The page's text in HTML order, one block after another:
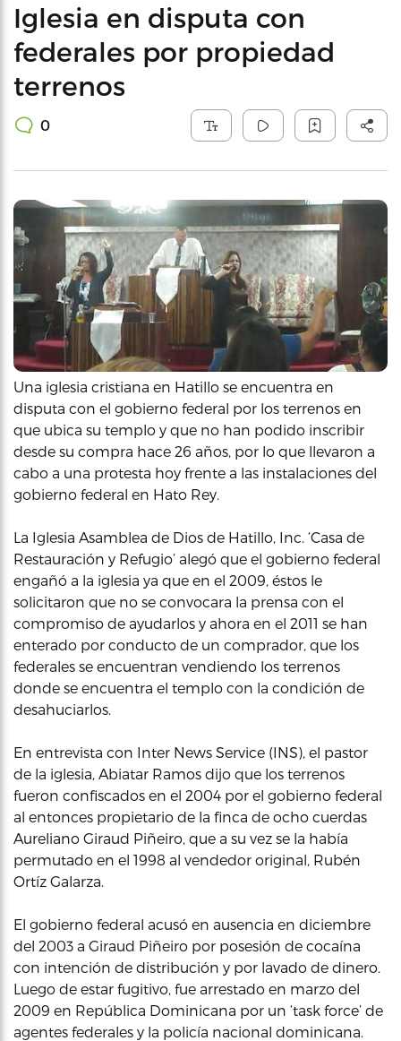
Iglesia en disputa con
federales por propiedad
terrenos
0
Una iglesia cristiana en Hatillo se encuentra en
disputa con el gobierno federal por los terrenos en
que ubica su templo y que no han podido inscribir
desde su compra hace 26 años, por lo que llevaron a
cabo a una protesta hoy frente a las instalaciones del
gobierno federal en Hato Rey.
La Iglesia Asamblea de Dios de Hatillo, Inc. ‘Casa de
Restauración y Refugio’ alegó que el gobierno federal
engañó a la iglesia ya que en el 2009, éstos le
solicitaron que no se convocara la prensa con el
compromiso de ayudarlos y ahora en el 2011 se han
enterado por conducto de un comprador, que los
federales se encuentran vendiendo los terrenos
donde se encuentra el templo con la condición de
desahuciarlos.
En entrevista con Inter News Service (INS), el pastor
de la iglesia, Abiatar Ramos dijo que los terrenos
fueron confiscados en el 2004 por el gobierno federal
al entonces propietario de la finca de ocho cuerdas
Aureliano Giraud Piñeiro, que a su vez se la había
permutado en el 1998 al vendedor original, Rubén
Ortíz Galarza.
El gobierno federal acusó en ausencia en diciembre
del 2003 a Giraud Piñeiro por posesión de cocaína
con intención de distribución y por lavado de dinero.
Luego de estar fugitivo, fue arrestado en marzo del
2009 en República Dominicana por un ‘task force’ de
agentes federales y la policía nacional dominicana.